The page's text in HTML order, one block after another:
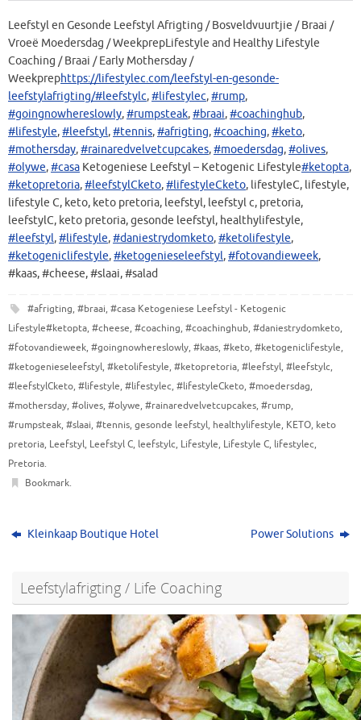
Leefstyl en Gesonde Leefstyl Afrigting / Bosveldvuurtjie / Braai /
Vroeë Moedersdag / WeekprepLifestyle and Healthy Lifestyle
Coaching / Braai / Early Mothersday /
Weekprephttps://lifestylec.com/leefstyl-en-gesonde-
leefstylafrigting/#leefstylc,#lifestylec,#rump,
#goingnowhereslowly,#rumpsteak,#braai,#coachinghub,
#lifestyle,#leefstyl,#tennis,#afrigting,#coaching,#keto,
#mothersday,#rainaredvelvetcupcakes,#moedersdag,#olives,
#olywe,#casa Ketogeniese Leefstyl – Ketogenic Lifestyle#ketopta,
#ketopretoria,#leefstylCketo,#lifestyleCketo, lifestyleC, lifestyle,
lifestyle C, keto, keto pretoria, leefstyl, leefstyl c, pretoria,
leefstylC, keto pretoria, gesonde leefstyl, healthylifestyle,
#leefstyl,#lifestyle,#daniestrydomketo,#ketolifestyle,
#ketogeniclifestyle,#ketogenieseleefstyl,#fotovandieweek,
#kaas, #cheese, #slaai, #salad
#afrigting, #braai, #casa Ketogeniese Leefstyl - Ketogenic
Lifestyle#ketopta, #cheese, #coaching, #coachinghub, #daniestrydomketo,
#fotovandieweek, #goingnowhereslowly, #kaas, #keto, #ketogeniclifestyle,
#ketogenieseleefstyl, #ketolifestyle, #ketopretoria, #leefstyl, #leefstylc,
#leefstylCketo, #lifestyle, #lifestylec, #lifestyleCketo, #moedersdag,
#mothersday, #olives, #olywe, #rainaredvelvetcupcakes, #rump,
#rumpsteak, #slaai, #tennis, gesonde leefstyl, healthylifestyle, KETO, keto
pretoria, Leefstyl, Leefstyl C, leefstylc, Lifestyle, Lifestyle C, lifestylec,
Pretoria.
Bookmark.
Kleinkaap Boutique Hotel Power Solutions
Leefstylafrigting / Life Coaching